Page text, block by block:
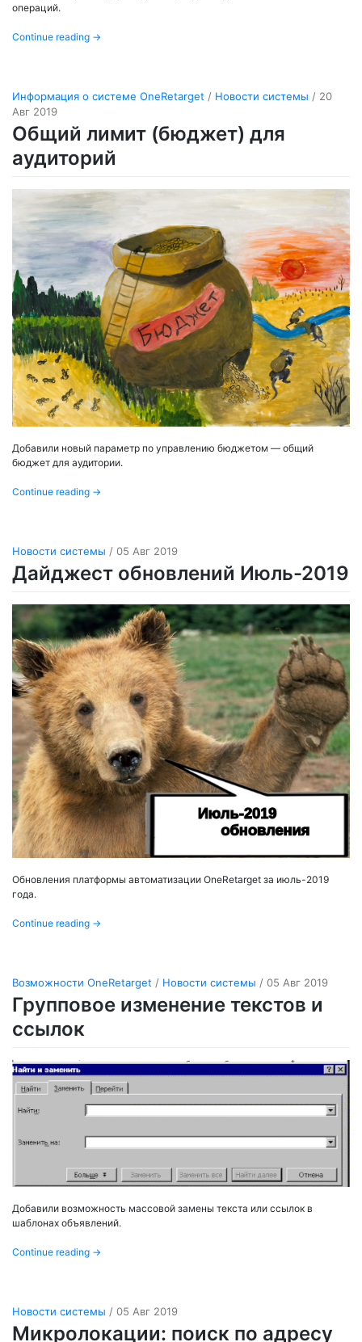
операций.
Continue reading →
Информация о системе OneRetarget / Новости системы / 20
Авг 2019
Общий лимит (бюджет) для
аудиторий
Добавили новый параметр по управлению бюджетом — общий
бюджет для аудитории.
Continue reading →
Новости системы / 05 Авг 2019
Дайджест обновлений Июль-2019
Обновления платформы автоматизации OneRetarget за июль-2019
года.
Continue reading →
Возможности OneRetarget / Новости системы / 05 Авг 2019
Групповое изменение текстов и
ссылок
Добавили возможность массовой замены текста или ссылок в
шаблонах объявлений.
Continue reading →
Новости системы / 05 Авг 2019
Микролокации: поиск по адресу